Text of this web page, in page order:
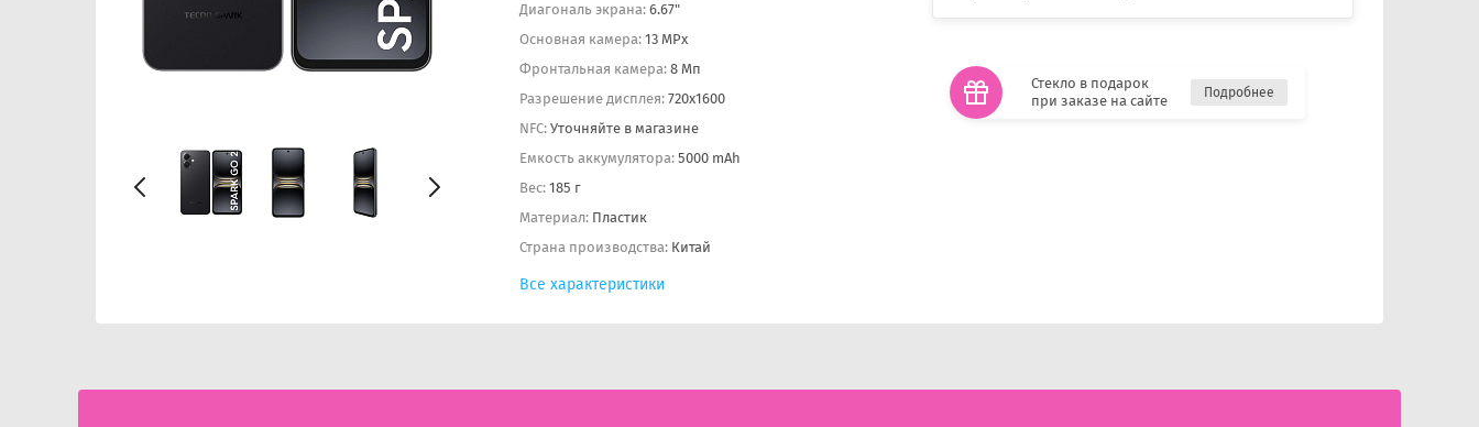
Диагональ экрана: 6.67"
Основная камера: 13 MPx
Фронтальная камера: 8 Мп
Разрешение дисплея: 720x1600
NFC: Уточняйте в магазине
Емкость аккумулятора: 5000 mAh
Вес: 185 г
Материал: Пластик
Страна производства: Китай
Все характеристики
Стекло в подарок
при заказе на сайте
Подробнее